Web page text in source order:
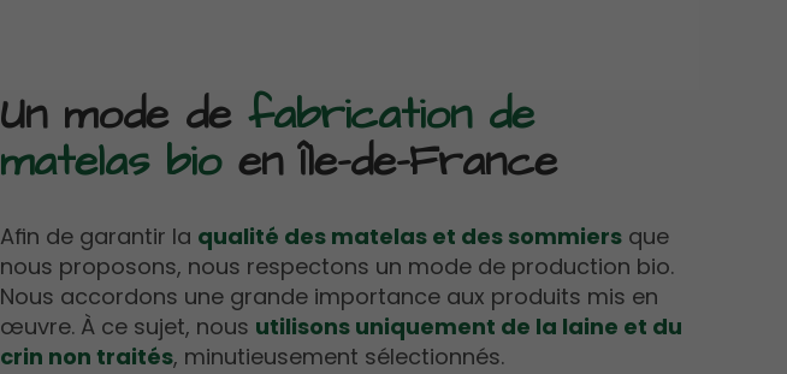
Un mode de fabrication de
matelas bioen Île-de-France
Afin de garantir la qualité des matelas et des sommiersque
nous proposons, nous respectons un mode de production bio.
Nous accordons une grande importance aux produits mis en
œuvre. À ce sujet, nous utilisons uniquement de la laine et du
crin non traités, minutieusement sélectionnés.